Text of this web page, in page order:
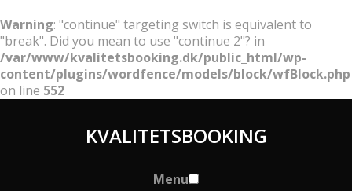
Warning: "continue" targeting switch is equivalent to
"break". Did you mean to use "continue 2"? in
/var/www/kvalitetsbooking.dk/public_html/wp-
content/plugins/wordfence/models/block/wfBlock.php
on line 552
KVALITETSBOOKING
Menu